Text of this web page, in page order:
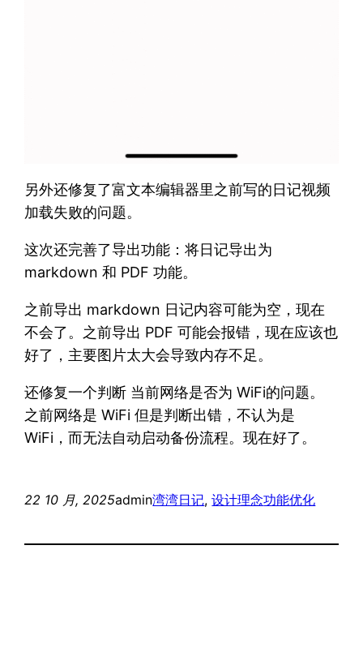
另外还修复了富文本编辑器里之前写的日记视频
加载失败的问题。
这次还完善了导出功能：将日记导出为
markdown 和 PDF 功能。
之前导出 markdown 日记内容可能为空，现在
不会了。之前导出 PDF 可能会报错，现在应该也
好了，主要图片太大会导致内存不足。
还修复一个判断 当前网络是否为 WiFi的问题。
之前网络是 WiFi 但是判断出错，不认为是
WiFi，而无法自动启动备份流程。现在好了。
22 10 月, 2025admin湾湾日记, 设计理念功能优化